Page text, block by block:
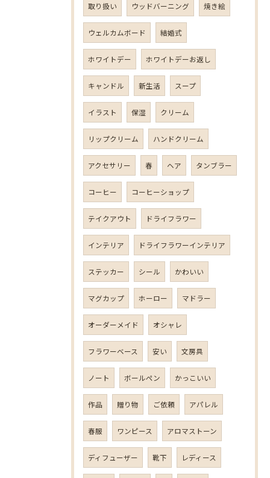
取り扱い ウッドバーニング 焼き絵
ウェルカムボード 結婚式
ホワイトデー ホワイトデーお返し
キャンドル 新生活 スープ
イラスト 保湿 クリーム
リップクリーム ハンドクリーム
アクセサリー 春 ヘア タンブラー
コーヒー コーヒーショップ
テイクアウト ドライフラワー
インテリア ドライフラワーインテリア
ステッカー シール かわいい
マグカップ ホーロー マドラー
オーダーメイド オシャレ
フラワーベース 安い 文房具
ノート ボールペン かっこいい
作品 贈り物 ご依頼 アパレル
春服 ワンピース アロマストーン
ディフューザー 靴下 レディース